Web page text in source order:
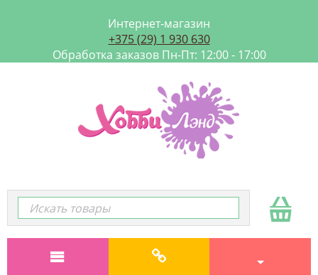
Интернет-магазин
+375 (29) 1 930 630
Обработка заказов Пн-Пт: 12:00 - 17:00